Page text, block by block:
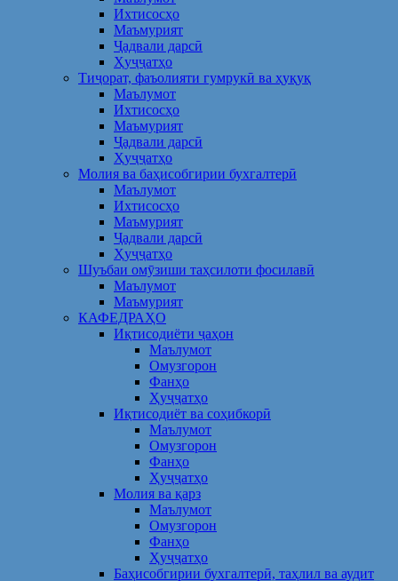
Ихтисосҳо
Маъмурият
Ҷадвали дарсӣ
Ҳуҷҷатҳо
Тиҷорат, фаъолияти гумрукӣ ва ҳуқуқ
Маълумот
Ихтисосҳо
Маъмурият
Ҷадвали дарсӣ
Ҳуҷҷатҳо
Молия ва баҳисобгирии бухгалтерӣ
Маълумот
Ихтисосҳо
Маъмурият
Ҷадвали дарсӣ
Ҳуҷҷатҳо
Шуъбаи омӯзиши таҳсилоти фосилавӣ
Маълумот
Маъмурият
КАФЕДРАҲО
Иқтисодиёти ҷаҳон
Маълумот
Омузгорон
Фанҳо
Ҳуҷҷатҳо
Иқтисодиёт ва соҳибкорӣ
Маълумот
Омузгорон
Фанҳо
Ҳуҷҷатҳо
Молия ва қарз
Маълумот
Омузгорон
Фанҳо
Ҳуҷҷатҳо
Баҳисобгирии бухгалтерӣ, таҳлил ва аудит